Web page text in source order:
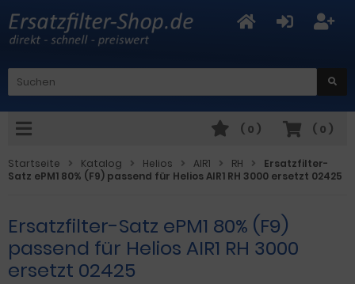
( 0 )
( 0 )
Startseite Katalog Helios AIR1 RH
Ersatzfilter-
Satz ePM1 80% (F9) passend für Helios AIR1 RH 3000 ersetzt 02425
Ersatzfilter-Satz ePM1 80% (F9)
passend für Helios AIR1 RH 3000
ersetzt 02425